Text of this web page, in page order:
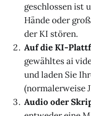
geschlossen ist
Hände oder
der KI stören.
Auf die KI-
gewähltes ai
und laden Sie
(normalerweise
Audio oder